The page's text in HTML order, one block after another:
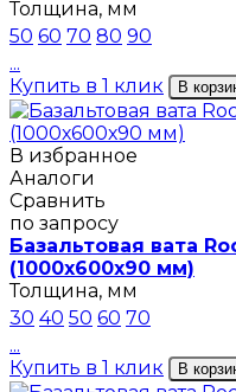
Толщина, мм
50 60 70 80 90
...
Купить в 1 клик
В
В избранное
Аналоги
Сравнить
по запросу
Базальтовая вата
(1000х600х90 мм)
Толщина, мм
30 40 50 60 70
...
Купить в 1 клик
В